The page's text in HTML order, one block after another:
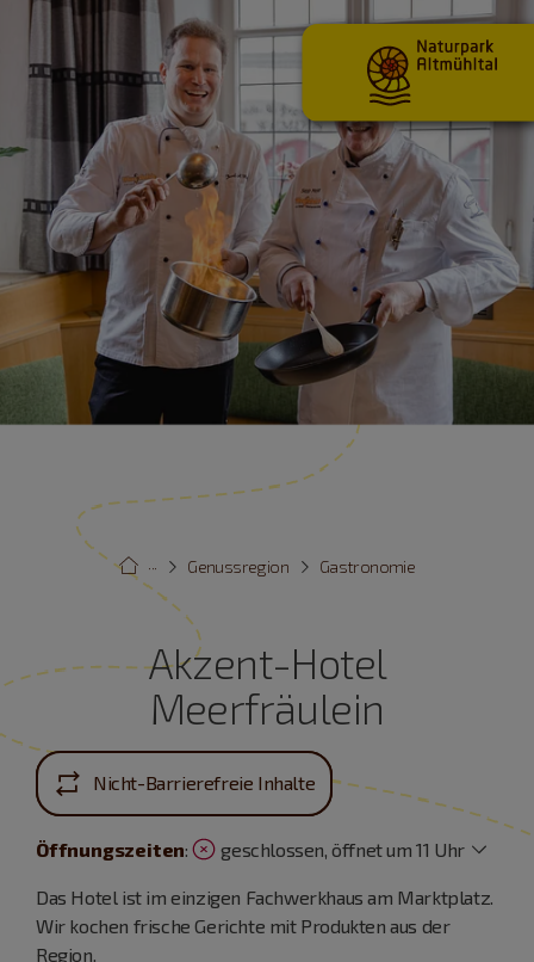
Gastronomie
Genussregion
···
Akzent-Hotel
Meerfräulein
Nicht-Barrierefreie Inhalte
Öffnungszeiten: geschlossen, öffnet um 11 Uhr
Das Hotel ist im einzigen Fachwerkhaus am Marktplatz.
Wir kochen frische Gerichte mit Produkten aus der
Region.